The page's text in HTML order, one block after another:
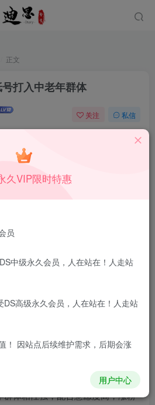
正文
打入中老年群体
关注 私信
集，仅供学习和交流，请勿用于商业
，请第一时间联系我们删除！
群体粘性强，配合意愿度高，涨粉
久VIP限时特惠
员
中级永久会员，人在站在！人走站
高级永久会员，人在站在！人走站
！ 因站点后续维护需求，后期会涨
用户中心